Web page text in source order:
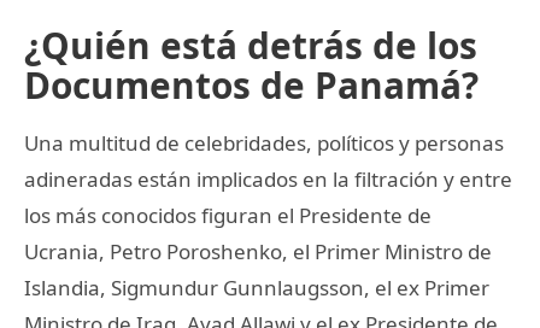
¿Quién está detrás de los
Documentos de Panamá?
Una multitud de celebridades, políticos y personas
adineradas están implicados en la filtración y entre
los más conocidos figuran el Presidente de
Ucrania, Petro Poroshenko, el Primer Ministro de
Islandia, Sigmundur Gunnlaugsson, el ex Primer